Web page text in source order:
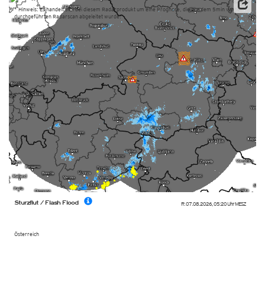
Fr. 07.08.2026, 05:20 UhrMESZ
Österreich
Sturzflut / Flash Flood
* Hinweis: Es handelt sich bei diesem Radarprodukt um eine Prognose, die aus dem 5min vorher
durchgeführten Radarscan abgeleitet wurde.